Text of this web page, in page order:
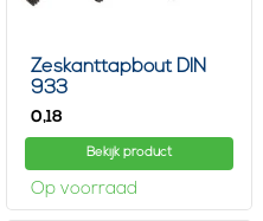
Zeskanttapbout DIN
933
0,18
Bekijk product
Op voorraad